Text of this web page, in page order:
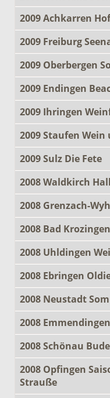
2009 Achkarren
2009 Freiburg
2009 Oberbergen
2009 Endingen
2009 Ihringen
2009 Staufen
2009 Sulz Die Fete
2008 Waldkirch
2008 Grenzach-
2008 Bad
2008 Uhldingen
2008 Ebringen
2008 Neustadt
2008
2008 Schönau
2008 Opfingen
Strauße